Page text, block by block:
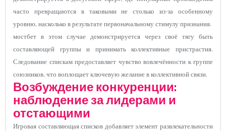
часто превращаются в таковыми не столько из-за особенному
уровню, насколько в результате первоначальному стимулу признания.
мостбет в этом случае демонстрируется через своё тягу быть
составляющей группы и принимать коллективные пристрастия.
Следование спискам предоставляет чувство вовлечённости к группе
союзников, что воплощает ключевую желание в коллективной связи.
Возбуждение конкуренции:
наблюдение за лидерами и
отстающими
Игровая составляющая списков добавляет элемент развлекательности